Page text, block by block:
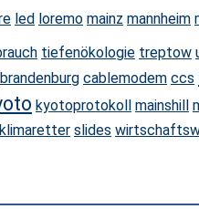
led loremo mainz mannheim
tiefenökologie treptow
brandenburg cablemodem ccs
kyotoprotokoll mainshill
slides